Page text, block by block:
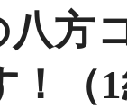
八方
！（